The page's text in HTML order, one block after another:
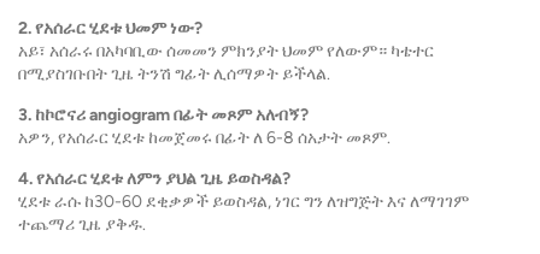
2. የአሰራር ሂደቱ ህመም ነው?
አይ፣ አሰራሩ በአካባቢው ሰመመን ምክንያት ህመም የለውም። ካቴተር
በሚያስገቡበት ጊዜ ትንሽ ግፊት ሊሰማዎት ይችላል.
3. ከኮሮናሪ angiogram በፊት መጾም አለብኝ?
አዎን, የአሰራር ሂደቱ ከመጀመሩ በፊት ለ 6-8 ሰአታት መጾም.
4. የአሰራር ሂደቱ ለምን ያህል ጊዜ ይወስዳል?
ሂደቱ ራሱ ከ30-60 ደቂቃዎች ይወስዳል, ነገር ግን ለዝግጅት እና ለማገገም
ተጨማሪ ጊዜ ያቅዱ.